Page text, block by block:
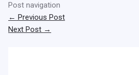
Post navigation
← Previous Post
Next Post →